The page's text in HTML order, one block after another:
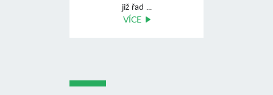
již řad ...
VÍCE